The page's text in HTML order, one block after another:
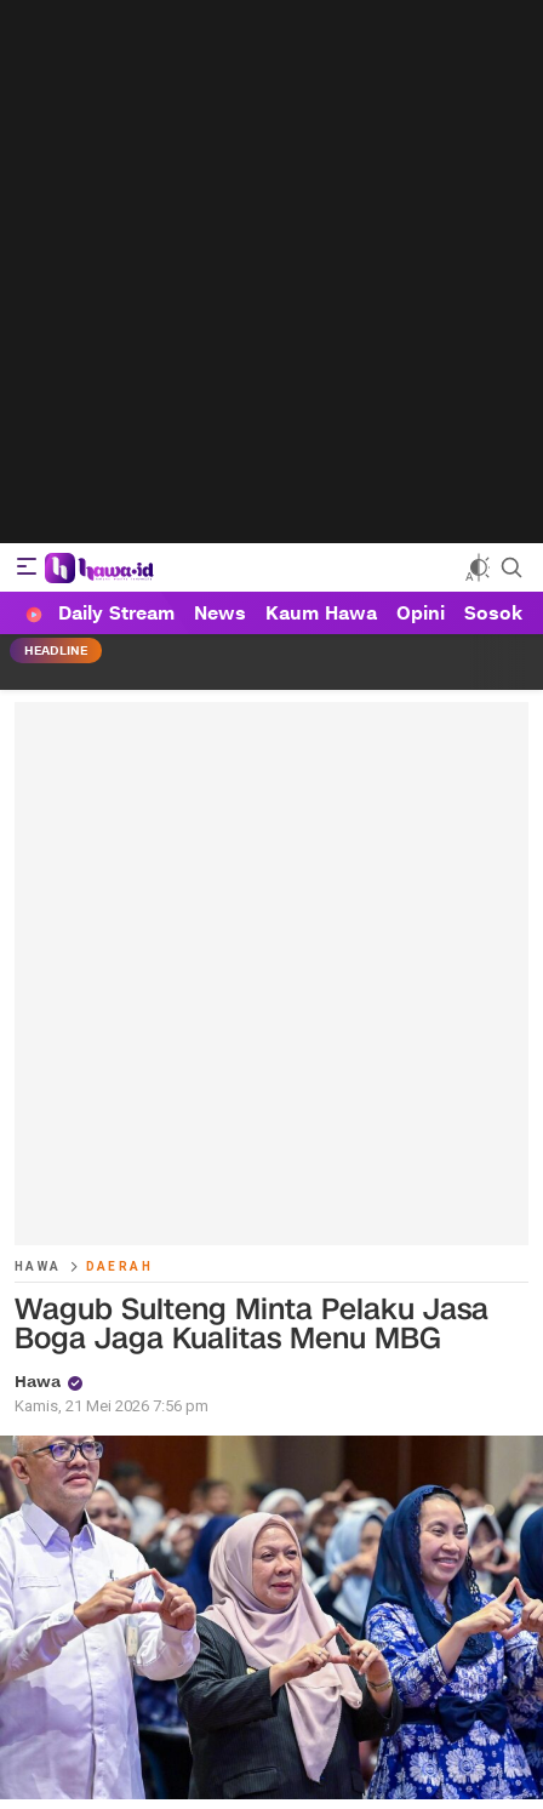
HAWA
Haluan Wanita Indonesia
Daily Stream News Kaum Hawa Opini Sosok
HEADLINE
HAWA DAERAH
Wagub Sulteng Minta Pelaku Jasa
Boga Jaga Kualitas Menu MBG
Hawa
Kamis, 21 Mei 2026 7:56 pm